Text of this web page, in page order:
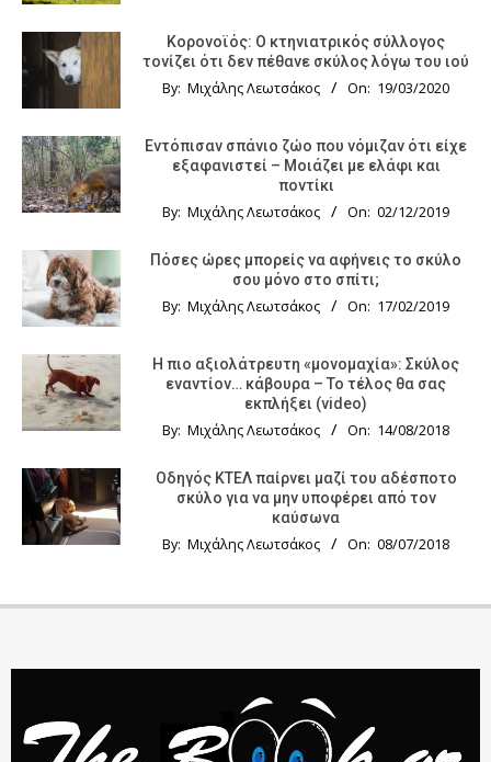
Κορονοϊός: Ο κτηνιατρικός σύλλογος
τονίζει ότι δεν πέθανε σκύλος λόγω του ιού
By: Μιχάλης Λεωτσάκος On: 19/03/2020
Εντόπισαν σπάνιο ζώο που νόμιζαν ότι είχε
εξαφανιστεί – Μοιάζει με ελάφι και
ποντίκι
By: Μιχάλης Λεωτσάκος On: 02/12/2019
Πόσες ώρες μπορείς να αφήνεις το σκύλο
σου μόνο στο σπίτι;
By: Μιχάλης Λεωτσάκος On: 17/02/2019
Η πιο αξιολάτρευτη «μονομαχία»: Σκύλος
εναντίον… κάβουρα – Το τέλος θα σας
εκπλήξει (video)
By: Μιχάλης Λεωτσάκος On: 14/08/2018
Οδηγός KTΕΛ παίρνει μαζί του αδέσποτο
σκύλο για να μην υποφέρει από τον
καύσωνα
By: Μιχάλης Λεωτσάκος On: 08/07/2018